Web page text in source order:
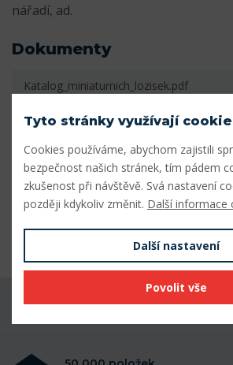
nářadí, ad.
Dokumenty
Katalog_miniaturnich_lozisek.pdf
Parametry
Vnitřní průměr (mm)
Vnější průměr (mm)
Šířka (mm)
Máte dotaz k produktu?
Tyto stránky využívají
Cookies používáme, abychom zajistili
bezpečnost našich stránek, tím pádem
zkušenost při návštěvě. Svá nastavení
později kdykoliv změnit. Další informace
Další nastavení
Povolit vše